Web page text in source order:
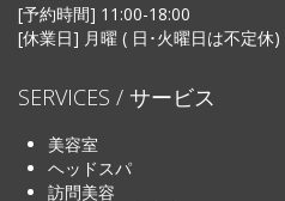
[予約時間] 11:00-18:00
[休業日] 月曜 ( 日･火曜日は不定休)
SERVICES / サービス
美容室
ヘッドスパ
訪問美容